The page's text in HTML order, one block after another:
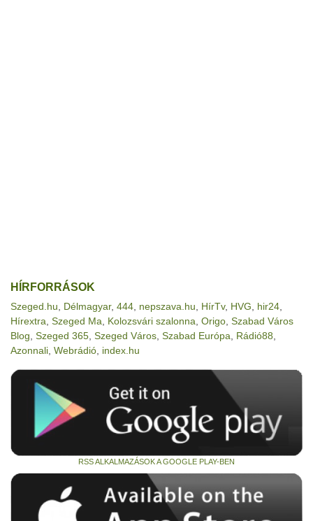
HÍRFORRÁSOK
Szeged.hu Délmagyar, 444 nepszava.hu HírTv, HVG hir24
Hírextra Szeged Ma Kolozsvári szalonna Origo Szabad Város
Blog Szeged 365 Szeged Város Szabad Európa Rádió88
Azonnali Webrádió index.hu
RSS ALKALMAZÁSOK A GOOGLE PLAY-BEN